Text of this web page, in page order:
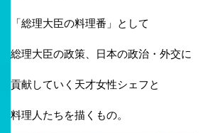
「総理大臣の料理番」として
総理大臣の政策、日本の政治・外交に
貢献していく天才女性シェフと
料理人たちを描くもの。